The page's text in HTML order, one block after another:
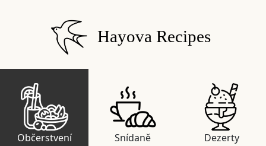
Hayova Recipes
Občerstvení Snídaně Dezerty